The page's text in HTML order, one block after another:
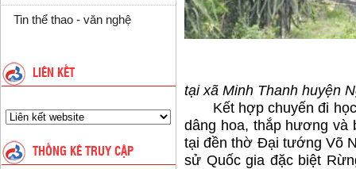
Tin thể thao - văn nghệ
LIÊN KẾT
THỐNG KÊ TRUY CẬP
tại xã Minh Thanh huyện
Kết hợp chuyến đi học
dâng hoa, thắp hương và
tại đền thờ Đại tướng Võ
sử Quốc gia đặc biệt